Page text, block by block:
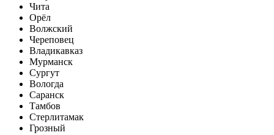
Чита
Орёл
Волжский
Череповец
Владикавказ
Мурманск
Сургут
Вологда
Саранск
Тамбов
Стерлитамак
Грозный